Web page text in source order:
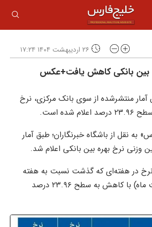
۲۶ اردیبهشت ۱۴۰۴ ۱۷:۲۴
بین بانکی کاهش یافت+عکس
منتشرشده از سوی بانک مرکزی، نرخ
شده است.
به نقل از باشگاه خبرنگاران؛ طبق آمار
وزنی نرخ بهره بین بانکی اعلام شد.
نرخ در هفته‌ای که گذشت نسبت به هفته
قبل‌تر (۱۷ اردیبهشت ماه) با کاهش به سطح ۲۳.۹۶ درصد